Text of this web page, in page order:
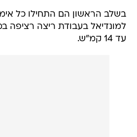
בשלב הראשון הם התחילו כל
עד 14 קמ"ש.